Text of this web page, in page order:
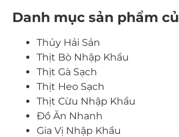
Danh mục sản phẩm
Thủy Hải Sản
Thịt Bò Nhập Khẩu
Thịt Gà Sạch
Thịt Heo Sạch
Thịt Cừu Nhập Khẩu
Đồ Ăn Nhanh
Gia Vị Nhập Khẩu